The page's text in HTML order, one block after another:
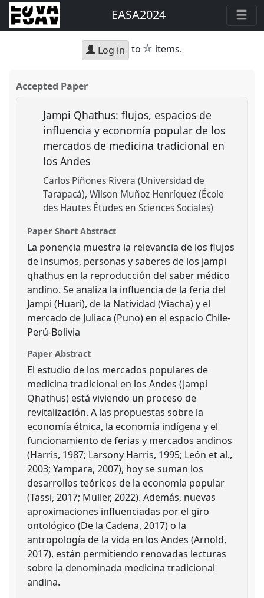
EASA2024
Log in to star
items.
Accepted Paper
Jampi Qhathus: flujos, espacios de
influencia y economía popular de los
mercados de medicina tradicional en
los Andes
Carlos Piñones Rivera (Universidad de
Tarapacá) Wilson Muñoz Henríquez (École
des Hautes Études en Sciences Sociales)
Paper Short Abstract
La ponencia muestra la relevancia de los flujos
de insumos, personas y saberes de los jampi
qhathus en la reproducción del saber médico
andino. Se analiza la influencia de la feria del
Jampi (Huari), de la Natividad (Viacha) y el
mercado de Juliaca (Puno) en el espacio Chile-
Perú-Bolivia
Paper Abstract
El estudio de los mercados populares de
medicina tradicional en los Andes (Jampi
Qhathus) está viviendo un proceso de
revitalización. A las propuestas sobre la
economía étnica, la economía indígena y el
funcionamiento de ferias y mercados andinos
(Harris, 1987; Larsony Harris, 1995; León et al.,
2003; Yampara, 2007), hoy se suman los
desarrollos teóricos de la economía popular
(Tassi, 2017; Müller, 2022). Además, nuevas
aproximaciones influenciadas por el giro
ontológico (De la Cadena, 2017) o la
antropología de la vida en los Andes (Arnold,
2017), están permitiendo renovadas lecturas
sobre la denominada medicina tradicional
andina.